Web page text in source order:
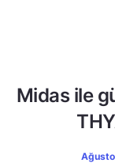
Midas ile